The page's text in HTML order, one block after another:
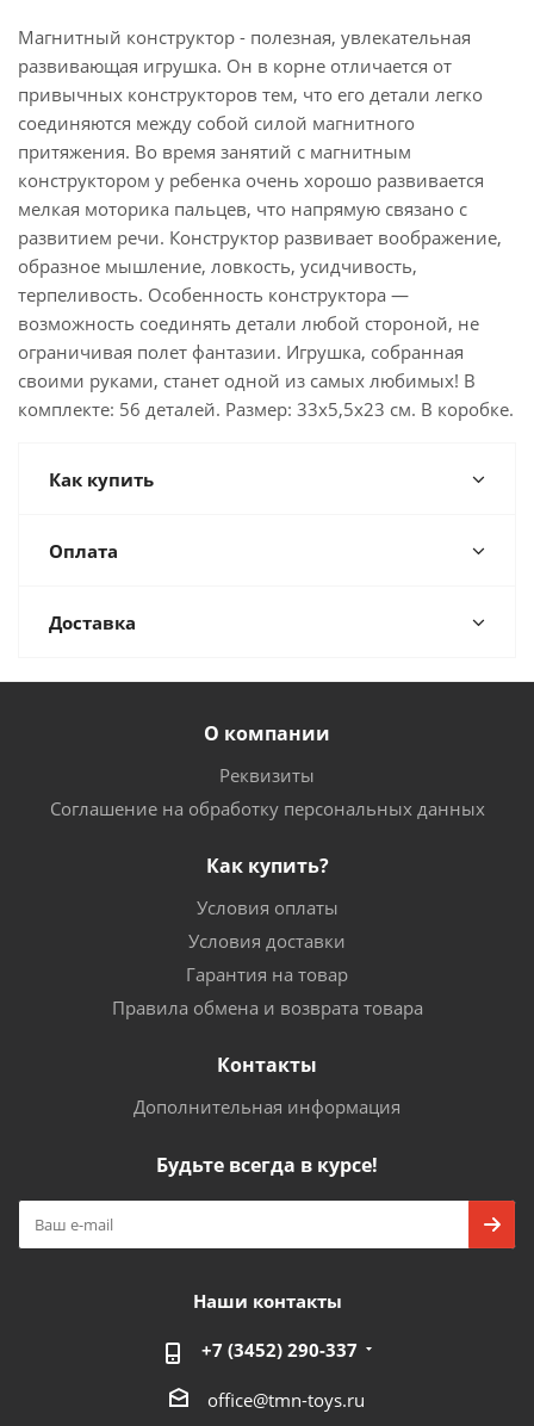
Магнитный конструктор - полезная, увлекательная
развивающая игрушка. Он в корне отличается от
привычных конструкторов тем, что его детали легко
соединяются между собой силой магнитного
притяжения. Во время занятий с магнитным
конструктором у ребенка очень хорошо развивается
мелкая моторика пальцев, что напрямую связано с
развитием речи. Конструктор развивает воображение,
образное мышление, ловкость, усидчивость,
терпеливость. Особенность конструктора —
возможность соединять детали любой стороной, не
ограничивая полет фантазии. Игрушка, собранная
своими руками, станет одной из самых любимых! В
комплекте: 56 деталей. Размер: 33х5,5х23 см. В коробке.
Как купить
Оплата
Доставка
О компании
Реквизиты
Соглашение на обработку персональных данных
Как купить?
Условия оплаты
Условия доставки
Гарантия на товар
Правила обмена и возврата товара
Контакты
Дополнительная информация
Будьте всегда в курсе!
Наши контакты
+7 (3452) 290-337
office@tmn-toys.ru